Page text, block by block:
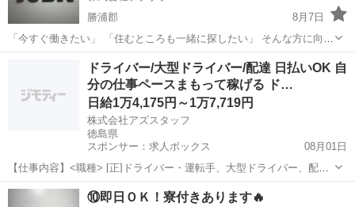
勝浦郡
8月7日
「今すぐ働きたい」 「住むところも一緒に探したい」 そんな方に向け
たお仕事をご紹介しています。 ◆ こんな方におすすめ ・すぐに働き
物流
ドライバー/大型ドライバー/配達 日払いOK 自
分の仕事ペースまもって稼げる ド…
日給1万4,175円～1万7,719円
株式会社アズスタッフ
徳島県
スポンサー：求人ボックス
08月01日
【仕事内容】<職種> [正]ドライバー・運転手、大型ドライバー、配
達・配送・宅配便 <雇用形態> 正社員 <給与> [正]日給14,175円～
17,719円 交通費:一部支給 交通費規定支給(500～1000円/1日) <収入イ
正社員
⑩即日ＯＫ！寮付きあります🔥